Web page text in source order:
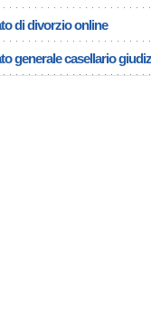
di divorzio online
generale casellario